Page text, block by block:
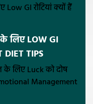
के लिए LOW GI
DIET TIPS